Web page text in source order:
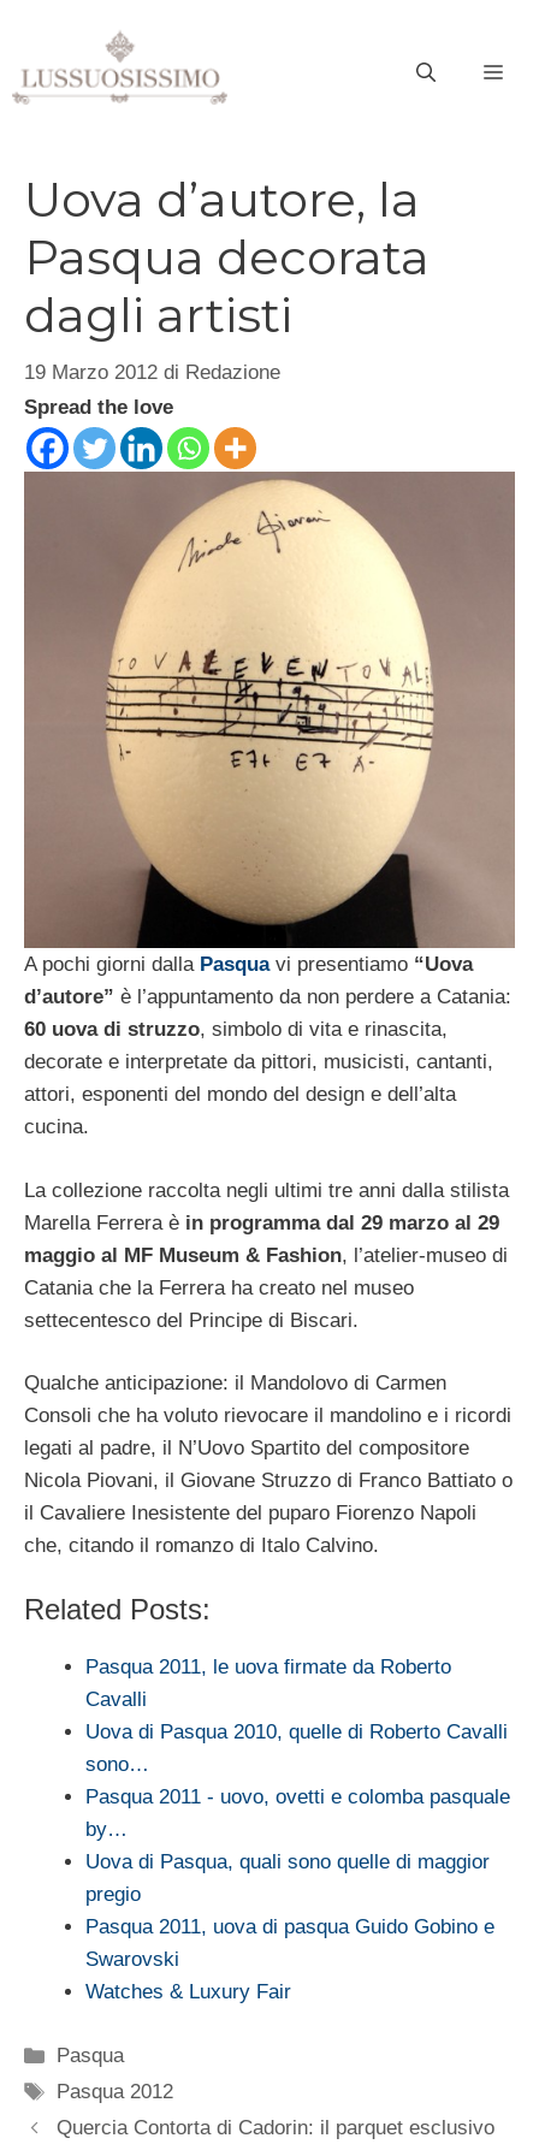
contenuto
Uova d’autore, la
Pasqua decorata
dagli artisti
19 Marzo 2012 di Redazione
Spread the love
A pochi giorni dalla Pasqua vi presentiamo “Uova
d’autore” è l’appuntamento da non perdere a Catania:
60 uova di struzzo, simbolo di vita e rinascita,
decorate e interpretate da pittori, musicisti, cantanti,
attori, esponenti del mondo del design e dell’alta
cucina.
La collezione raccolta negli ultimi tre anni dalla stilista
Marella Ferrera è in programma dal 29 marzo al 29
maggio al MF Museum & Fashion, l’atelier-museo di
Catania che la Ferrera ha creato nel museo
settecentesco del Principe di Biscari.
Qualche anticipazione: il Mandolovo di Carmen
Consoli che ha voluto rievocare il mandolino e i ricordi
legati al padre, il N’Uovo Spartito del compositore
Nicola Piovani, il Giovane Struzzo di Franco Battiato o
il Cavaliere Inesistente del puparo Fiorenzo Napoli
che, citando il romanzo di Italo Calvino.
Related Posts:
Pasqua 2011, le uova firmate da Roberto
Cavalli
Uova di Pasqua 2010, quelle di Roberto Cavalli
sono…
Pasqua 2011 - uovo, ovetti e colomba pasquale
by…
Uova di Pasqua, quali sono quelle di maggior
pregio
Pasqua 2011, uova di pasqua Guido Gobino e
Swarovski
Watches & Luxury Fair
Categorie
Pasqua
Tag
Pasqua 2012
Quercia Contorta di Cadorin: il parquet esclusivo